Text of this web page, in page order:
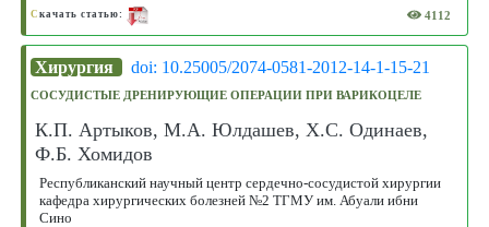
С качать статью: 4112
Хирургия doi: 10.25005/2074-0581-2012-14-1-15-21
СОСУДИСТЫЕ ДРЕНИРУЮЩИЕ ОПЕРАЦИИ ПРИ ВАРИКОЦЕЛЕ
К.П. Артыков, М.А. Юлдашев, Х.С. Одинаев,
Ф.Б. Хомидов
Республиканский научный центр сердечно-сосудистой хирургии
кафедра хирургических болезней №2 ТГМУ им. Абуали ибни
Сино